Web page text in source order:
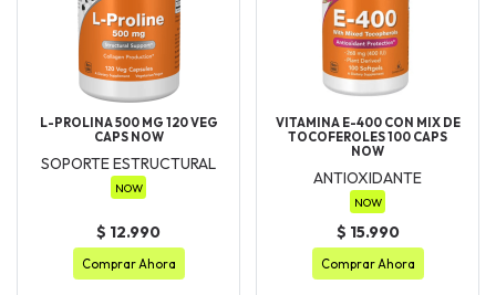
L-PROLINA 500 MG 120 VEG
CAPS NOW
SOPORTE ESTRUCTURAL
NOW
$ 12.990
Comprar Ahora
VITAMINA E-400 CON MIX DE
TOCOFEROLES 100 CAPS
NOW
ANTIOXIDANTE
NOW
$ 15.990
Comprar Ahora